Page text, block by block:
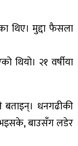
थिए। मुद्दा फैसला
२१ वर्षीया
बताइन्। धनगढीकी
भइसके, बाउसँग लडेर